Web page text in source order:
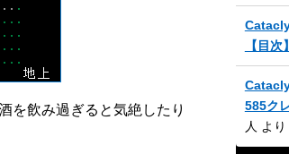
を飲み過ぎると気絶したり
【目次】
585ク
人
より